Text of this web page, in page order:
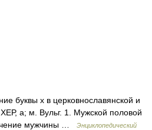
буквы х в церковнославянской и
а; м. Вульг. 1. Мужской половой
мужчины …
Энциклопедический